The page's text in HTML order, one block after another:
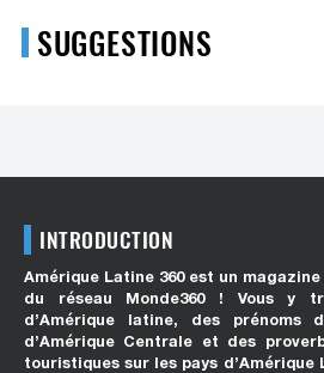
SUGGESTIONS
INTRODUCTION
Amérique Latine 360 est un
du réseau Monde360 ! Vous y
d’Amérique latine, des prénoms
d’Amérique Centrale et des
touristiques sur les pays